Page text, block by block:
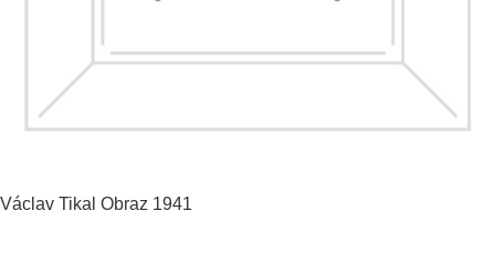
Václav Tikal Obraz 1941